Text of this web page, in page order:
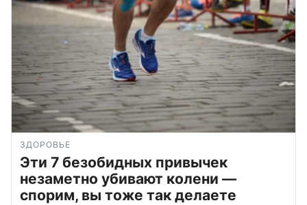
ЗДОРОВЬЕ
Эти 7 безобидных привычек
незаметно убивают колени —
спорим, вы тоже так делаете